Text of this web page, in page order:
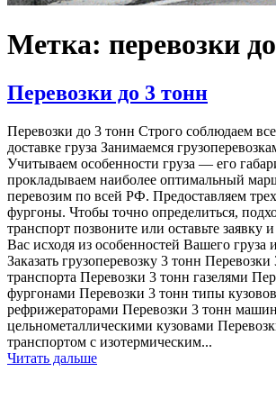
Метка: перевозки
Перевозки до 3 тонн
Перевозки до 3 тонн Строго соблюдаем
доставке груза Занимаемся
Учитываем особенности груза — его
прокладываем наиболее оптимальный
перевозим по всей РФ. Предоставляем
фургоны. Чтобы точно определиться,
транспорт позвоните или оставьте заявку
Вас исходя из особенностей Вашего груза
Заказать грузоперевозку 3 тонн
транспорта Перевозки 3 тонн газелями
фургонами Перевозки 3 тонн типы
рефрижераторами Перевозки 3 тонн
цельнометаллическими кузовами
транспортом с изотермическим...
Читать дальше